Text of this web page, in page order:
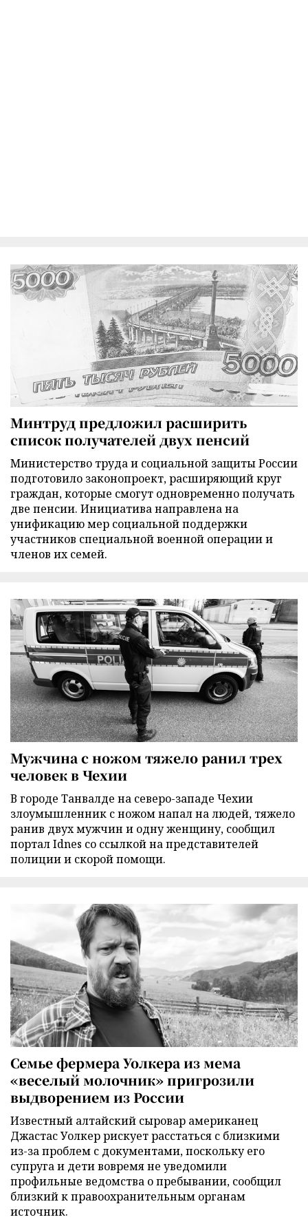
Минтруд предложил расширить
список получателей двух пенсий
Министерство труда и социальной защиты России
подготовило законопроект, расширяющий круг
граждан, которые смогут одновременно получать
две пенсии. Инициатива направлена на
унификацию мер социальной поддержки
участников специальной военной операции и
членов их семей.
Мужчина с ножом тяжело ранил трех
человек в Чехии
В городе Танвалде на северо-западе Чехии
злоумышленник с ножом напал на людей, тяжело
ранив двух мужчин и одну женщину, сообщил
портал Idnes со ссылкой на представителей
полиции и скорой помощи.
Семье фермера Уолкера из мема
«веселый молочник» пригрозили
выдворением из России
Известный алтайский сыровар американец
Джастас Уолкер рискует расстаться с близкими
из-за проблем с документами, поскольку его
супруга и дети вовремя не уведомили
профильные ведомства о пребывании, сообщил
близкий к правоохранительным органам
источник.